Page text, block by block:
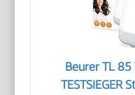
Beurer TL
TESTSIEGER